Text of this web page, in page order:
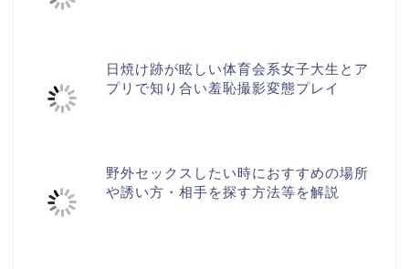
日焼け跡が眩しい体育会系女子大生とア
プリで知り合い羞恥撮影変態プレイ
野外セックスしたい時におすすめの場所
や誘い方・相手を探す方法等を解説